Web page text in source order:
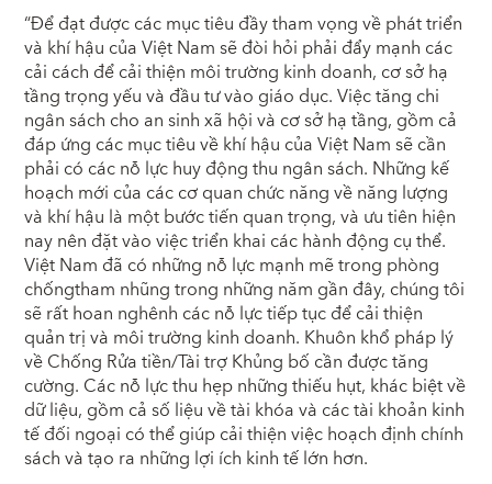
“Để đạt được các mục tiêu đầy tham vọng về phát triển
và khí hậu của Việt Nam sẽ đòi hỏi phải đẩy mạnh các
cải cách để cải thiện môi trường kinh doanh, cơ sở hạ
tầng trọng yếu và đầu tư vào giáo dục. Việc tăng chi
ngân sách cho an sinh xã hội và cơ sở hạ tầng, gồm cả
đáp ứng các mục tiêu về khí hậu của Việt Nam sẽ cần
phải có các nỗ lực huy động thu ngân sách. Những kế
hoạch mới của các cơ quan chức năng về năng lượng
và khí hậu là một bước tiến quan trọng, và ưu tiên hiện
nay nên đặt vào việc triển khai các hành động cụ thể.
Việt Nam đã có những nỗ lực mạnh mẽ trong phòng
chốngtham nhũng trong những năm gần đây, chúng tôi
sẽ rất hoan nghênh các nỗ lực tiếp tục để cải thiện
quản trị và môi trường kinh doanh. Khuôn khổ pháp lý
về Chống Rửa tiền/Tài trợ Khủng bố cần được tăng
cường. Các nỗ lực thu hẹp những thiếu hụt, khác biệt về
dữ liệu, gồm cả số liệu về tài khóa và các tài khoản kinh
tế đối ngoại có thể giúp cải thiện việc hoạch định chính
sách và tạo ra những lợi ích kinh tế lớn hơn.